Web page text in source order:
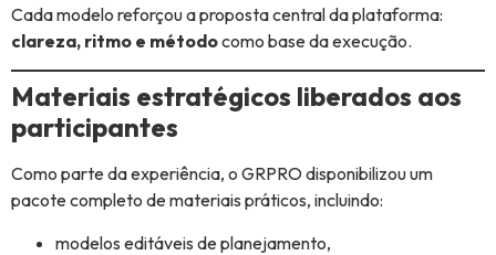
Cada modelo reforçou a proposta central da plataforma:
clareza, ritmo e métodocomo base da execução.
Materiais estratégicos liberados aos
participantes
Como parte da experiência, o GRPRO disponibilizou um
pacote completo de materiais práticos, incluindo:
modelos editáveis de planejamento,